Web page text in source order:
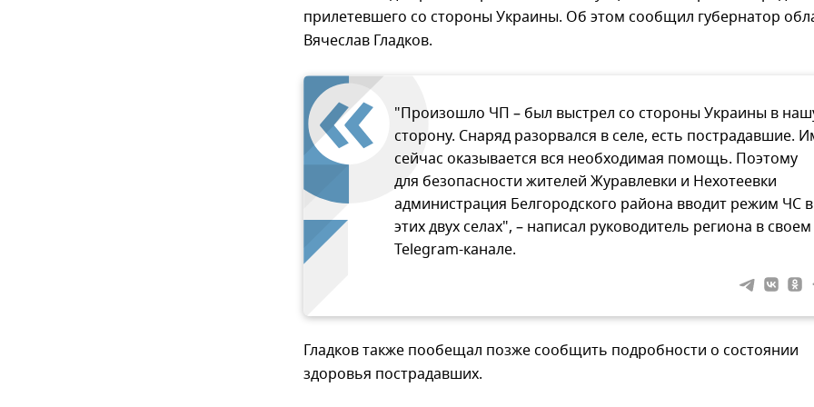
прилетевшего со стороны Украины. Об этом сообщил губернатор
Вячеслав Гладков.
"Произошло ЧП – был выстрел со стороны Украины в
сторону. Снаряд разорвался в селе, есть пострадавшие.
сейчас оказывается вся необходимая помощь. Поэтому
для безопасности жителей Журавлевки и Нехотеевки
администрация Белгородского района вводит режим ЧС в
этих двух селах", – написал руководитель региона в своем
Telegram-канале.
Гладков также пообещал позже сообщить подробности о состоянии
здоровья пострадавших.